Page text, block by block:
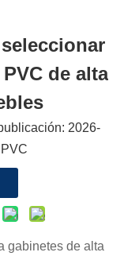
de alta
2026-
gabinetes de alta